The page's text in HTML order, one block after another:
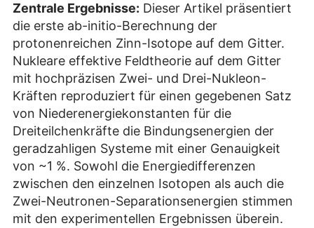
Zentrale Ergebnisse: Dieser Artikel präsentiert
die erste ab-initio-Berechnung der
protonenreichen Zinn-Isotope auf dem Gitter.
Nukleare effektive Feldtheorie auf dem Gitter
mit hochpräzisen Zwei- und Drei-Nukleon-
Kräften reproduziert für einen gegebenen Satz
von Niederenergiekonstanten für die
Dreiteilchenkräfte die Bindungsenergien der
geradzahligen Systeme mit einer Genauigkeit
von ~1 %. Sowohl die Energiedifferenzen
zwischen den einzelnen Isotopen als auch die
Zwei-Neutronen-Separationsenergien stimmen
mit den experimentellen Ergebnissen überein.